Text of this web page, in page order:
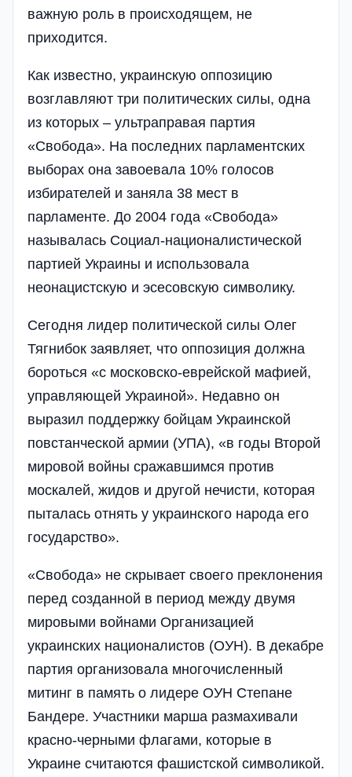
важную роль в происходящем, не
приходится.
Как известно, украинскую оппозицию
возглавляют три политических силы, одна
из которых – ультраправая партия
«Свобода». На последних парламентских
выборах она завоевала 10% голосов
избирателей и заняла 38 мест в
парламенте. До 2004 года «Свобода»
называлась Социал-националистической
партией Украины и использовала
неонацистскую и эсесовскую символику.
Сегодня лидер политической силы Олег
Тягнибок заявляет, что оппозиция должна
бороться «с московско-еврейской мафией,
управляющей Украиной». Недавно он
выразил поддержку бойцам Украинской
повстанческой армии (УПА), «в годы Второй
мировой войны сражавшимся против
москалей, жидов и другой нечисти, которая
пыталась отнять у украинского народа его
государство».
«Свобода» не скрывает своего преклонения
перед созданной в период между двумя
мировыми войнами Организацией
украинских националистов (ОУН). В декабре
партия организовала многочисленный
митинг в память о лидере ОУН Степане
Бандере. Участники марша размахивали
красно-черными флагами, которые в
Украине считаются фашистской символикой.